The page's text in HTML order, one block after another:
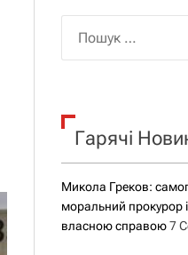
к
Гарячі
Микола Греков:
моральний прокурор
власною справою 7